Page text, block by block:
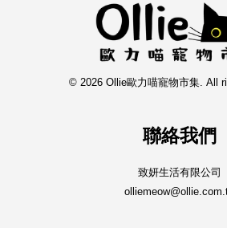
© 2026 Ollie歐力喵寵物市集. All
聯絡我們
致妍生活有限公司